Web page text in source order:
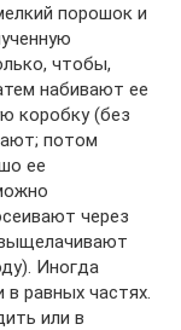
порошок и
чтобы,
набивают ее
коробку (без
потом
ее
через
Иногда
равных частях.
или в